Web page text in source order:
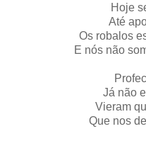
Hoje
Até
Os robalos
E nós não
Já não
Vieram
Que nos